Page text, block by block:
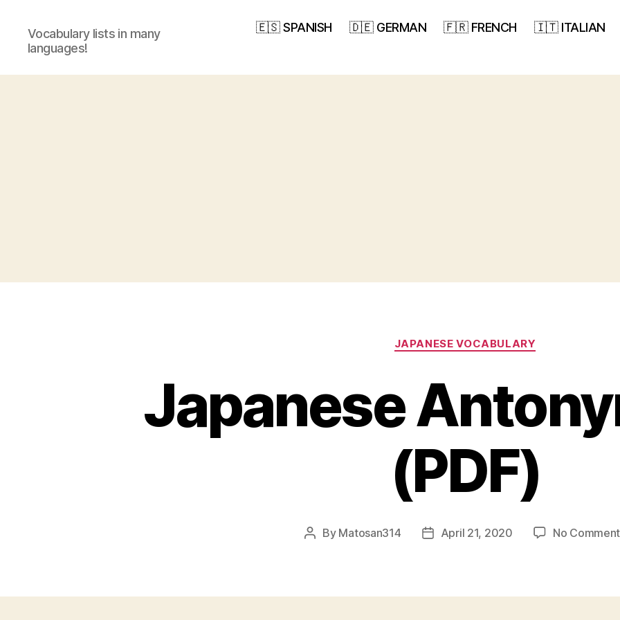
Vocabulary lists in many
languages!
🇪🇸 SPANISH 🇩🇪 GERMAN 🇫🇷 FRENCH 🇮🇹 ITALIAN
Categories
JAPANESE VOCABULARY
Japanese
(PDF)
Post
By Matosan314
PostApril 21, 2020 No